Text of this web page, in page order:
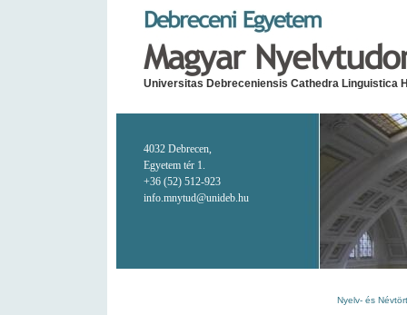
Universitas Debreceniensis Cathedra Linguistica
4032 Debrecen,
Egyetem tér 1.
+36 (52) 512-923
info.mnytud@unideb.hu
Nyelv- és